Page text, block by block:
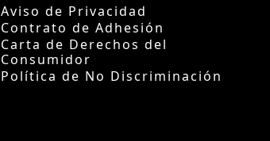
Aviso de Privacidad
Contrato de Adhesión
Carta de Derechos del
Consumidor
Política de No Discriminación